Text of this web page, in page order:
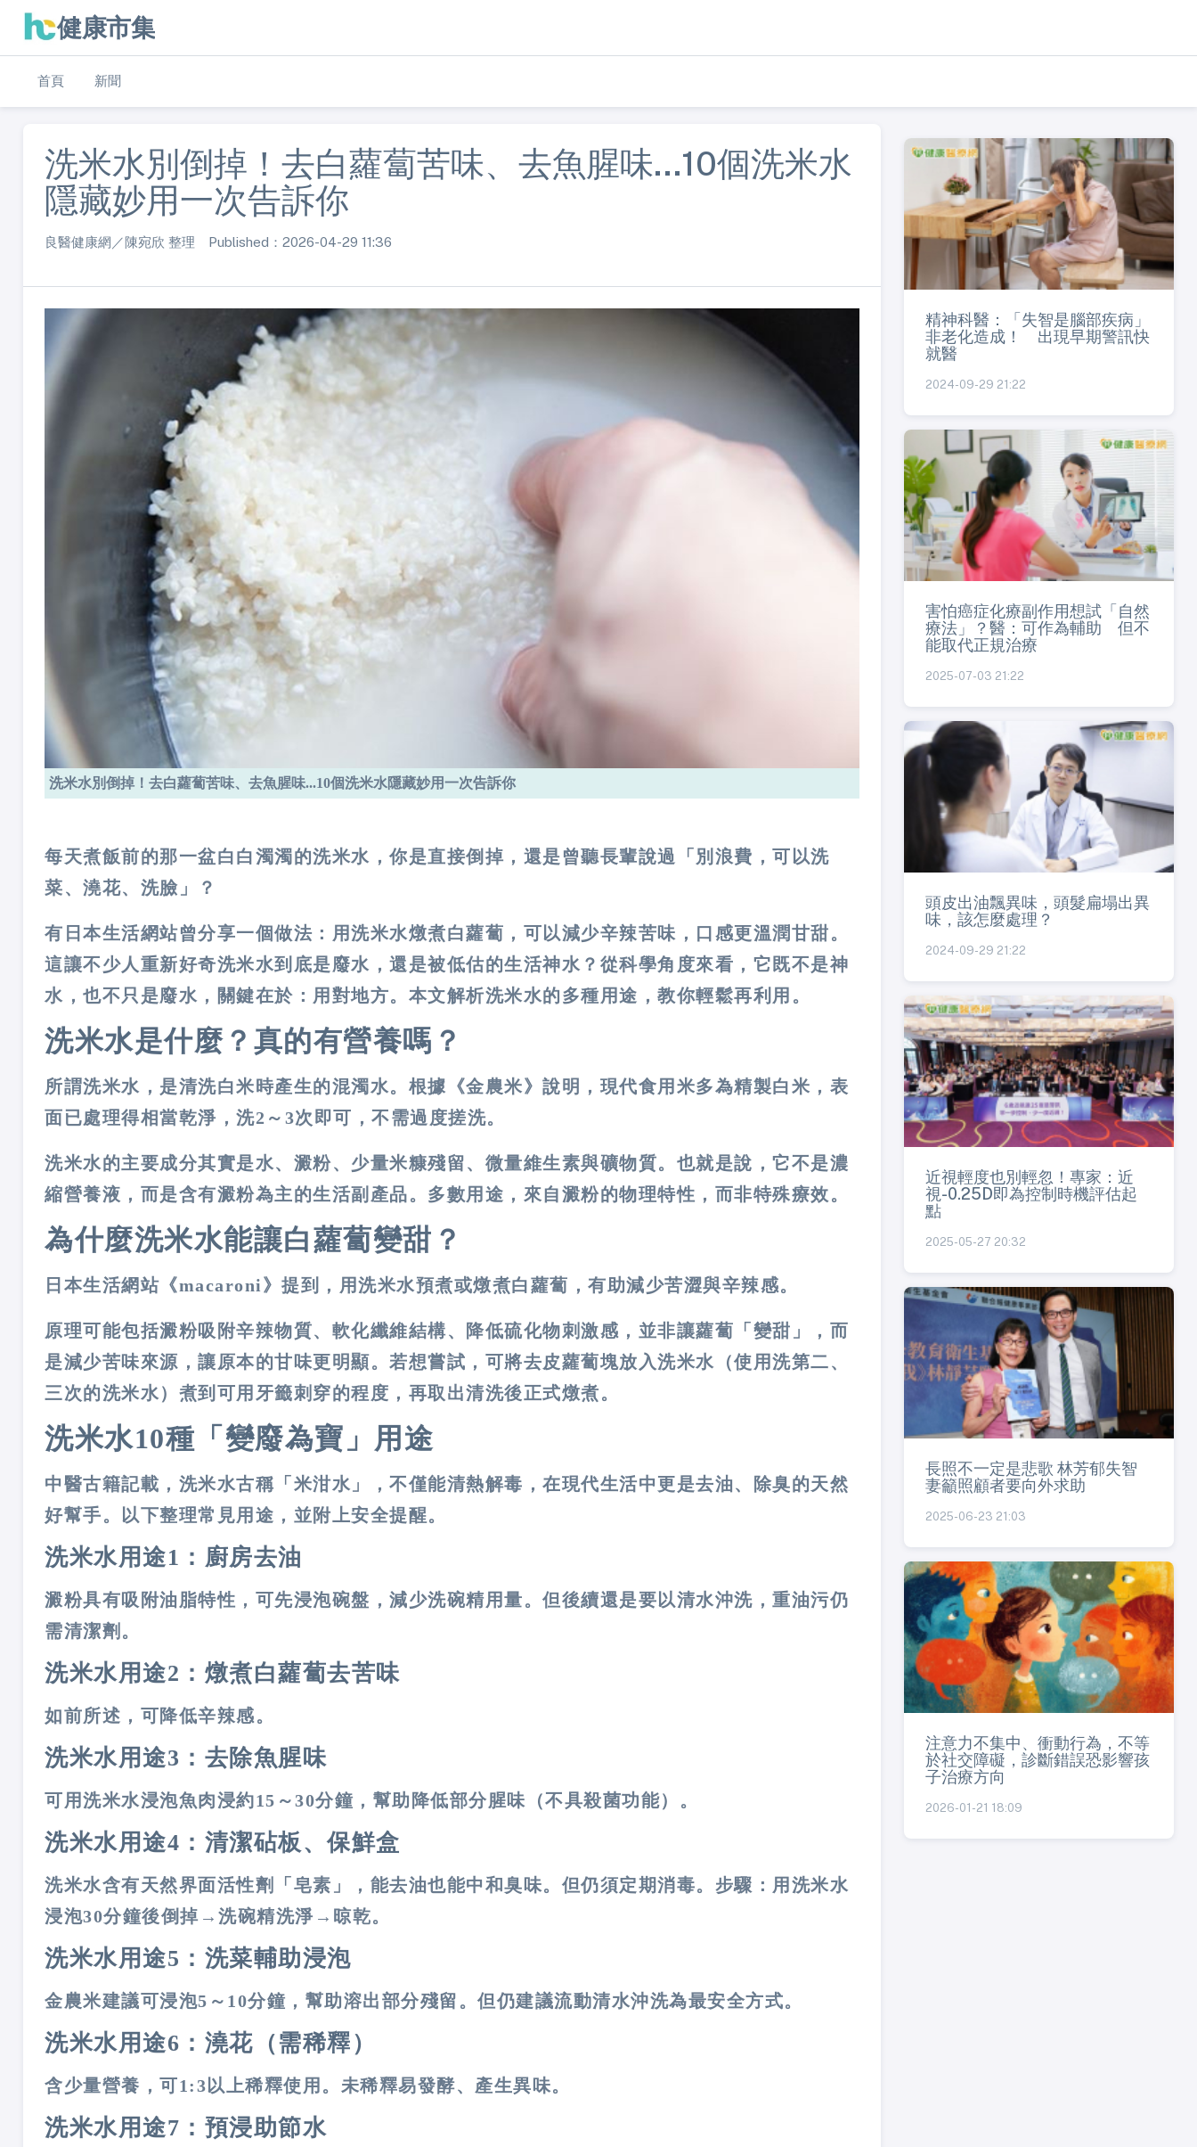
健康市集
首頁 新聞
洗米水別倒掉！去白蘿蔔苦味、去魚腥味...10個洗米水
隱藏妙用一次告訴你
良醫健康網／陳宛欣 整理 Published：2026-04-29 11:36
洗米水別倒掉！去白蘿蔔苦味、去魚腥味...10個洗米水隱藏妙用一次告訴你
每天煮飯前的那一盆白白濁濁的洗米水，你是直接倒掉，還是曾聽長輩說過「別浪費，可以洗
菜、澆花、洗臉」？
有日本生活網站曾分享一個做法：用洗米水燉煮白蘿蔔，可以減少辛辣苦味，口感更溫潤甘甜。
這讓不少人重新好奇洗米水到底是廢水，還是被低估的生活神水？從科學角度來看，它既不是神
水，也不只是廢水，關鍵在於：用對地方。本文解析洗米水的多種用途，教你輕鬆再利用。
洗米水是什麼？真的有營養嗎？
所謂洗米水，是清洗白米時產生的混濁水。根據《金農米》說明，現代食用米多為精製白米，表
面已處理得相當乾淨，洗2～3次即可，不需過度搓洗。
洗米水的主要成分其實是水、澱粉、少量米糠殘留、微量維生素與礦物質。 也就是說，它不是濃
縮營養液，而是含有澱粉為主的生活副產品。多數用途，來自澱粉的物理特性，而非特殊療效。
為什麼洗米水能讓白蘿蔔變甜？
日本生活網站《macaroni》提到，用洗米水預煮或燉煮白蘿蔔，有助減少苦澀與辛辣感。
原理可能包括澱粉吸附辛辣物質、軟化纖維結構、降低硫化物刺激感， 並非讓蘿蔔「變甜」，而
是減少苦味來源 ，讓原本的甘味更明顯。若想嘗試，可將去皮蘿蔔塊放入洗米水（使用洗第二、
三次的洗米水）煮到可用牙籤刺穿的程度，再取出清洗後正式燉煮。
洗米水10種「變廢為寶」用途
中醫古籍記載，洗米水古稱「米泔水」，不僅能清熱解毒，在現代生活中更是去油、除臭的天然
好幫手。以下整理常見用途，並附上安全提醒。
洗米水用途1：廚房去油
澱粉具有吸附油脂特性，可先浸泡碗盤，減少洗碗精用量。但後續還是要以清水沖洗，重油污仍
需清潔劑。
洗米水用途2：燉煮白蘿蔔去苦味
如前所述，可降低辛辣感。
洗米水用途3：去除魚腥味
可用洗米水浸泡魚肉浸約15～30分鐘，幫助降低部分腥味（不具殺菌功能）。
洗米水用途4：清潔砧板、保鮮盒
洗米水含有天然界面活性劑「皂素」，能去油也能中和臭味。但仍須定期消毒。步驟：用洗米水
浸泡30分鐘後倒掉→洗碗精洗淨→晾乾。
洗米水用途5：洗菜輔助浸泡
金農米建議可浸泡5～10分鐘，幫助溶出部分殘留。但仍建議流動清水沖洗為最安全方式。
洗米水用途6：澆花（需稀釋）
含少量營養，可1:3以上稀釋使用。未稀釋易發酵、產生異味。
洗米水用途7：預浸助節水
精神科醫：「失智是腦部疾病」
非老化造成！ 出現早期警訊快
就醫
2024-09-29 21:22
害怕癌症化療副作用想試「自然
療法」？醫：可作為輔助 但不
能取代正規治療
2025-07-03 21:22
頭皮出油飄異味，頭髮扁塌出異
味，該怎麼處理？
2024-09-29 21:22
近視輕度也別輕忽！專家：近
視-0.25D即為控制時機評估起
點
2025-05-27 20:32
長照不一定是悲歌 林芳郁失智
妻籲照顧者要向外求助
2025-06-23 21:03
注意力不集中、衝動行為，不等
於社交障礙，診斷錯誤恐影響孩
子治療方向
2026-01-21 18:09